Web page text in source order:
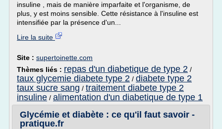
insuline , mais de manière imparfaite et l'organisme, de
plus, y est moins sensible. Cette résistance à l'insuline est
intensifiée par la présence d'un...
Lire la suite
Site : supertoinette.com
Thèmes liés : repas d'un diabetique de type 2 /
taux glycemie diabete type 2 / diabete type 2
taux sucre sang / traitement diabete type 2
insuline / alimentation d'un diabetique de type 1
Glycémie et diabète : ce qu'il faut savoir -
pratique.fr